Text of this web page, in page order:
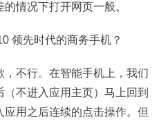
情况下打开网页一般。
不行。在智能手机上，我们
不进入应用主页）马上回到
用之后连续的点击操作。但